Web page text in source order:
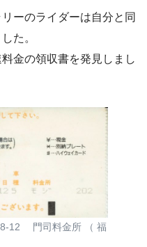
ーのライダーは自分と同
た。
金の領収書を発見しまし
12 門司料金所 （ 福